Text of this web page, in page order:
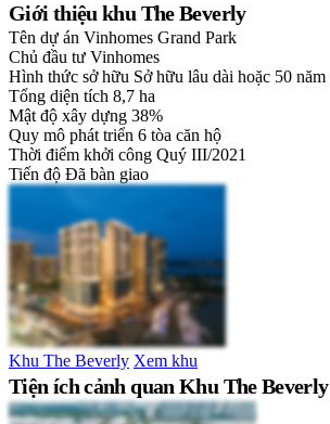
Giới thiệu khu The Beverly
Tên dự án Vinhomes Grand Park
Chủ đầu tư Vinhomes
Hình thức sở hữu Sở hữu lâu dài hoặc 50 năm
Tổng diện tích 8,7 ha
Mật độ xây dựng 38%
Quy mô phát triển 6 tòa căn hộ
Thời điểm khởi công Quý III/2021
Tiến độ Đã bàn giao
Khu The Beverly Xem khu
Tiện ích cảnh quan Khu The Beverly